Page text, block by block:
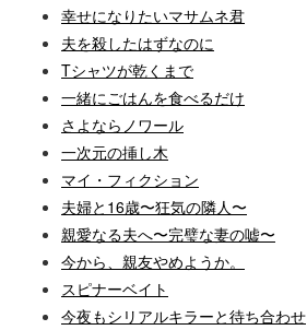
幸せになりたいマサムネ君
夫を殺したはずなのに
Tシャツが乾くまで
一緒にごはんを食べるだけ
さよならノワール
一次元の挿し木
マイ・フィクション
夫婦と16歳〜狂気の隣人〜
親愛なる夫へ〜完璧な妻の嘘〜
今から、親友やめようか。
スピナーベイト
今夜もシリアルキラーと待ち合わせ